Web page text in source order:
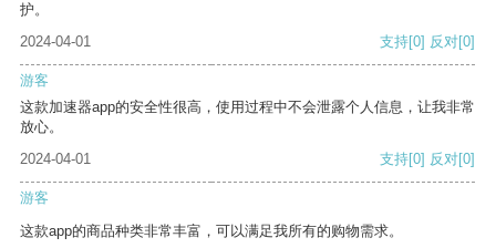
护。
2024-04-01
支持[0] 反对[0]
游客
这款加速器app的安全性很高，使用过程中不会泄露个人信息，让我非常
放心。
2024-04-01
支持[0] 反对[0]
游客
这款app的商品种类非常丰富，可以满足我所有的购物需求。